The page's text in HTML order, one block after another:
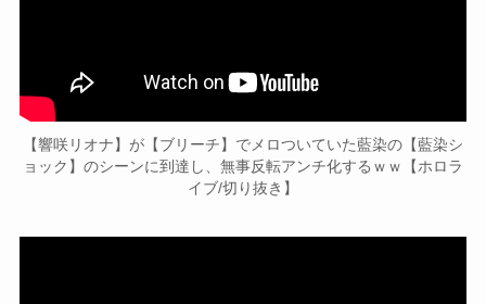
【響咲リオナ】が【ブリーチ】でメロついていた藍染の【藍染シ
ョック】のシーンに到達し、無事反転アンチ化するｗｗ【ホロラ
イブ/切り抜き】